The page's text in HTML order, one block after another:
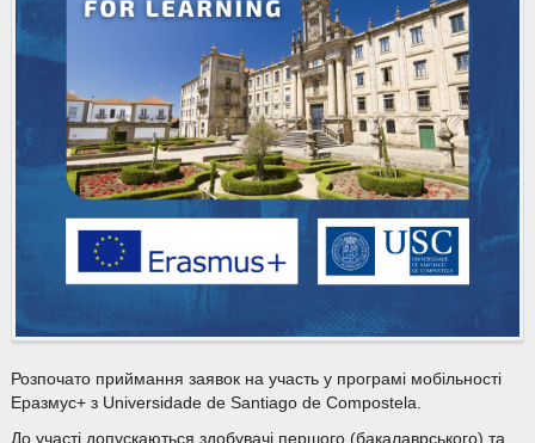
Розпочато приймання заявок на участь у програмі мобільності
Еразмус+ з Universidade de Santiago de Compostela.
До участі допускаються здобувачі першого (бакалаврського) та